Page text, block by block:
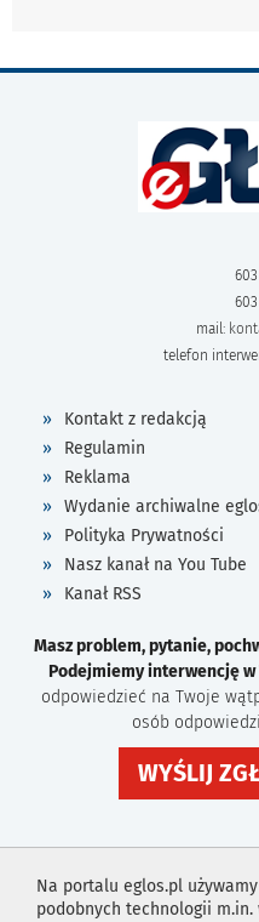
Na portalu eglos.pl
podobnych technologii m.in.
603
mail:
telefon
Kontakt z redakcją
Regulamin
Reklama
Wydanie archiwalne
Polityka Prywatności
Nasz kanał na You Tube
Kanał RSS
Masz problem, pytanie,
Podejmiemy interwencję
odpowiedzieć na Twoje
osób
WYŚLIJ